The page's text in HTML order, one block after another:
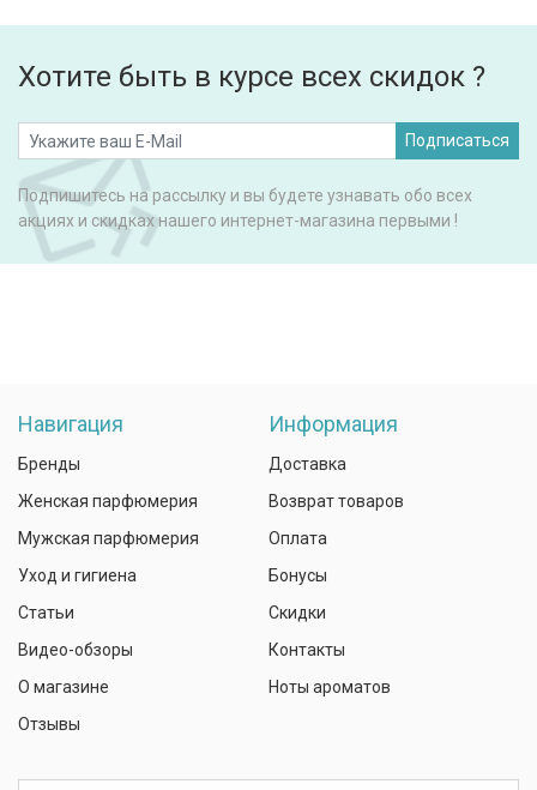
Хотите быть в курсе всех скидок ?
Подписаться
Подпишитесь на рассылку и вы будете узнавать обо всех
акциях и скидках нашего интернет-магазина первыми !
Навигация
Бренды
Женская парфюмерия
Мужская парфюмерия
Уход и гигиена
Статьи
Видео-обзоры
О магазине
Отзывы
Информация
Доставка
Возврат товаров
Оплата
Бонусы
Скидки
Контакты
Ноты ароматов